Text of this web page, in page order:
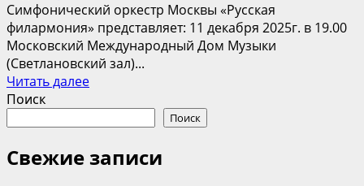
Симфонический оркестр Москвы «Русская
филармония» представляет: 11 декабря 2025г. в 19.00
Московский Международный Дом Музыки
(Светлановский зал)...
Читать далееПрочитать
Золотые
хиты
Поиск
Поиск
Свежие записи